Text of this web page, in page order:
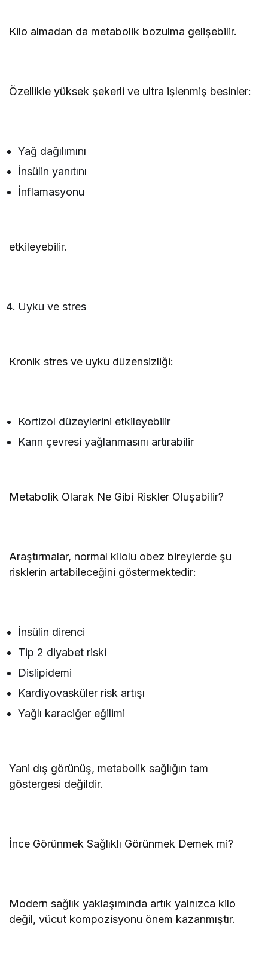
Kilo almadan da metabolik bozulma gelişebilir.
Özellikle yüksek şekerli ve ultra işlenmiş besinler:
Yağ dağılımını
İnsülin yanıtını
İnflamasyonu
etkileyebilir.
Uyku ve stres
Kronik stres ve uyku düzensizliği:
Kortizol düzeylerini etkileyebilir
Karın çevresi yağlanmasını artırabilir
Metabolik Olarak Ne Gibi Riskler Oluşabilir?
Araştırmalar, normal kilolu obez bireylerde şu
risklerin artabileceğini göstermektedir:
İnsülin direnci
Tip 2 diyabet riski
Dislipidemi
Kardiyovasküler risk artışı
Yağlı karaciğer eğilimi
Yani dış görünüş, metabolik sağlığın tam
göstergesi değildir.
İnce Görünmek Sağlıklı Görünmek Demek mi?
Modern sağlık yaklaşımında artık yalnızca kilo
değil, vücut kompozisyonu önem kazanmıştır.